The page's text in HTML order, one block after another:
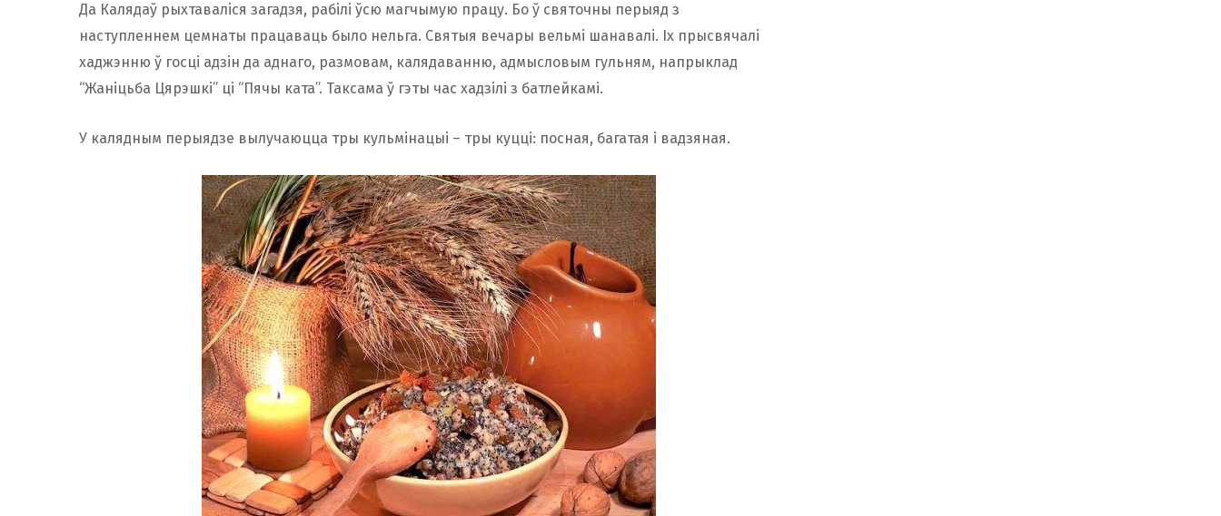
Да Калядаў рыхтаваліся загадзя, рабілі ўсю магчымую працу. Бо ў святочны перыяд з
наступленнем цемнаты працаваць было нельга. Святыя вечары вельмі шанавалі. Іх прысвячалі
хаджэнню ў госці адзін да аднаго, размовам, калядаванню, адмысловым гульням, напрыклад
“Жаніцьба Цярэшкі” ці “Пячы ката”. Таксама ў гэты час хадзілі з батлейкамі.
У калядным перыядзе вылучаюцца тры кульмінацыі – тры куцці: посная, багатая і вадзяная.